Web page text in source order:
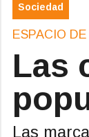
Sociedad
ESPACIO
Las
Las